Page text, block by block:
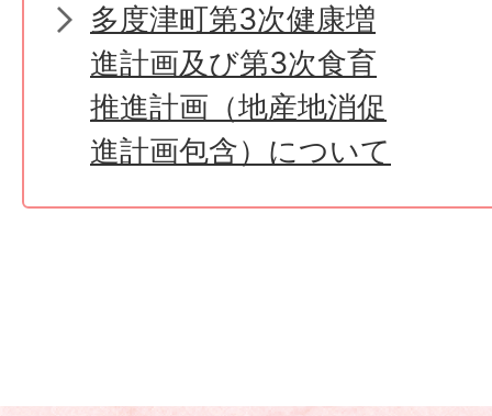
多度津町第3次健康増
進計画及び第3次食育
推進計画（地産地消促
進計画包含）について